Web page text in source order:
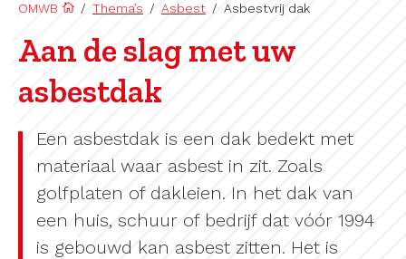
OMWB / Thema’s / Asbest / Asbestvrij dak
Aan de slag met uw
asbestdak
Een asbestdak is een dak bedekt met
materiaal waar asbest in zit. Zoals
golfplaten of dakleien. In het dak van
een huis, schuur of bedrijf dat vóór 1994
is gebouwd kan asbest zitten. Het is